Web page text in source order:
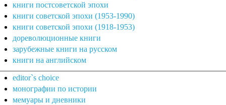
книги постсоветской эпохи
книги советской эпохи (1953-1990)
книги советской эпохи (1918-1953)
дореволюционные книги
зарубежные книги на русском
книги на английском
editor`s choice
монографии по истории
мемуары и дневники